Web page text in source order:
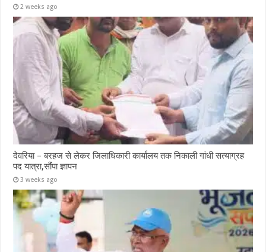
2 weeks ago
देवरिया – बरहज से लेकर जिलाधिकारी कार्यालय तक निकाली गांधी सत्याग्रह
पद यात्रा,सौंपा ज्ञापन
3 weeks ago